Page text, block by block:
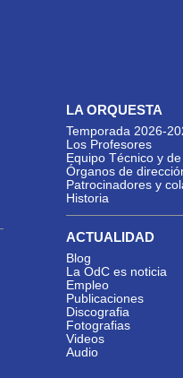
LA ORQUESTA
Temporada 2026-
Los Profesores
Equipo Técnico y
Órganos de
Patrocinadores y
Historia
ACTUALIDAD
Blog
La OdC es noticia
Empleo
Publicaciones
Discografia
Fotografias
Videos
Audio